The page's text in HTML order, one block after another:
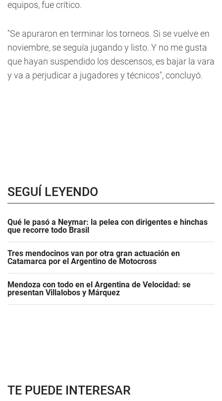
equipos, fue crítico.
"Se apuraron en terminar los torneos. Si se vuelve en
noviembre, se seguía jugando y listo. Y no me gusta
que hayan suspendido los descensos, es bajar la vara
y va a perjudicar a jugadores y técnicos", concluyó.
SEGUÍ LEYENDO
Qué le pasó a Neymar: la pelea con dirigentes e hinchas
que recorre todo Brasil
Tres mendocinos van por otra gran actuación en
Catamarca por el Argentino de Motocross
Mendoza con todo en el Argentina de Velocidad: se
presentan Villalobos y Márquez
TE PUEDE INTERESAR